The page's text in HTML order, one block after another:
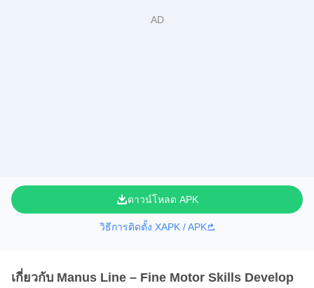
ดาวน์โหลด APK
วิธีการติดตั้ง XAPK / APK
เกี่ยวกับ Manus Line – Fine Motor Skills Develop